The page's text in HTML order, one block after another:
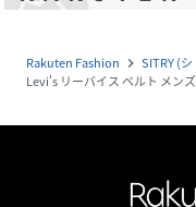
Rakuten Fashion navigate_next SITRY (
Levi's リーバイス ベルト メン